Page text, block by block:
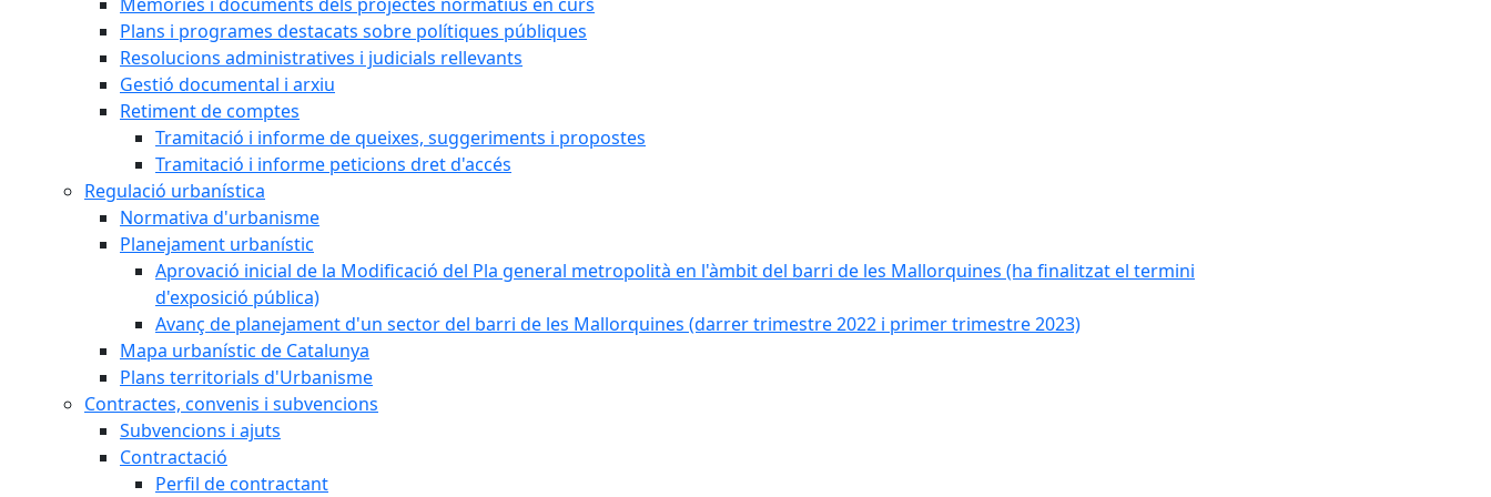
Plans i programes destacats sobre polítiques públiques
Resolucions administratives i judicials rellevants
Gestió documental i arxiu
Retiment de comptes
Tramitació i informe de queixes, suggeriments i propostes
Tramitació i informe peticions dret d'accés
Regulació urbanística
Normativa d'urbanisme
Planejament urbanístic
Aprovació inicial de la Modificació del Pla general metropolità en l'àmbit del barri de les Mallorquines (ha finalitzat el termini
d'exposició pública)
Avanç de planejament d'un sector del barri de les Mallorquines (darrer trimestre 2022 i primer trimestre 2023)
Mapa urbanístic de Catalunya
Plans territorials d'Urbanisme
Contractes, convenis i subvencions
Subvencions i ajuts
Contractació
Perfil de contractant